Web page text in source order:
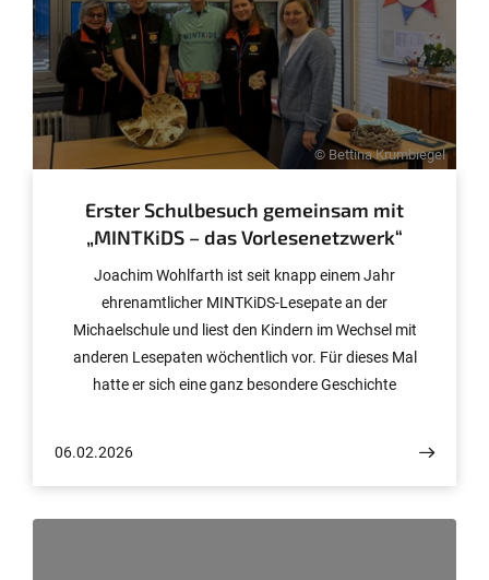
© Bettina Krumbiegel
Erster Schulbesuch gemeinsam mit
„MINTKiDS – das Vorlesenetzwerk“
Joachim Wohlfarth ist seit knapp einem Jahr
ehrenamtlicher MINTKiDS-Lesepate an der
Michaelschule und liest den Kindern im Wechsel mit
anderen Lesepaten wöchentlich vor. Für dieses Mal
hatte er sich eine ganz besondere Geschichte
06.02.2026